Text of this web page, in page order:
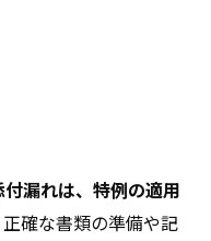
漏れは、特例の適用
正確な書類の準備や記